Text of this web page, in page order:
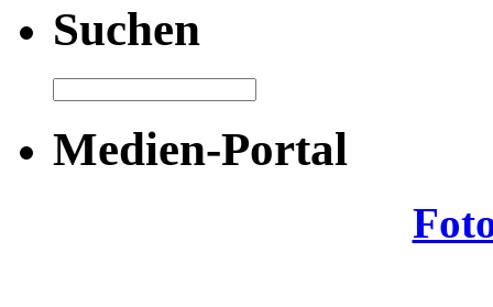
Suchen
Medien-Portal